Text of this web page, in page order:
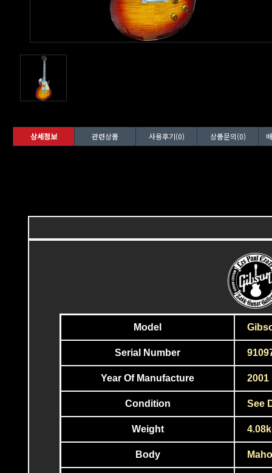
상세정보 관련상품 사용후기(0) 상품문의(0)
Model
Serial Number
Year Of Manufacture 2001
Condition See
Weight
Body